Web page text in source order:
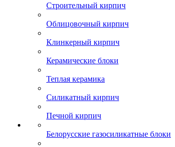
Строительный кирпич
Облицовочный кирпич
Клинкерный кирпич
Керамические блоки
Теплая керамика
Силикатный кирпич
Печной кирпич
Белорусские газосиликатные блоки